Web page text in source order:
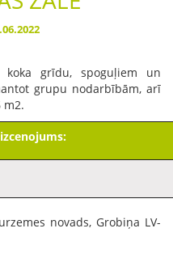
grīdu, spoguļiem un
grupu nodarbībām, arī
m2.
novads, Grobiņa LV-